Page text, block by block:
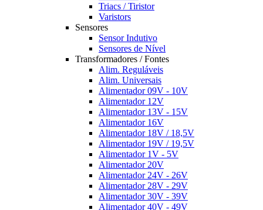
Triacs / Tiristor
Varistors
Sensores
Sensor Indutivo
Sensores de Nível
Transformadores / Fontes
Alim. Reguláveis
Alim. Universais
Alimentador 09V - 10V
Alimentador 12V
Alimentador 13V - 15V
Alimentador 16V
Alimentador 18V / 18,5V
Alimentador 19V / 19,5V
Alimentador 1V - 5V
Alimentador 20V
Alimentador 24V - 26V
Alimentador 28V - 29V
Alimentador 30V - 39V
Alimentador 40V - 49V